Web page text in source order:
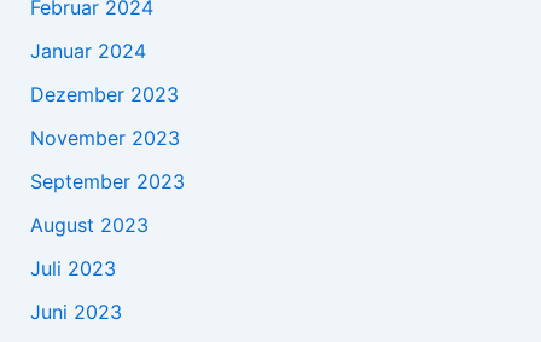
Februar 2024
Januar 2024
Dezember 2023
November 2023
September 2023
August 2023
Juli 2023
Juni 2023